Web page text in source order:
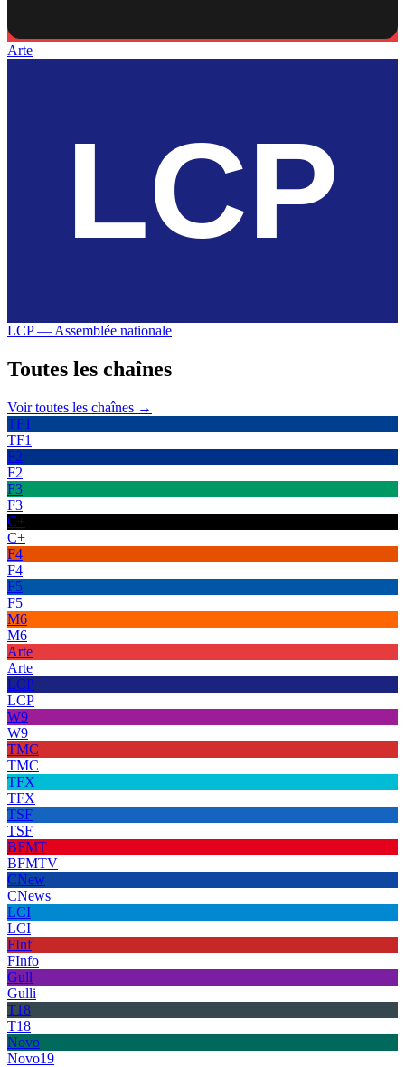
Arte
LCP — Assemblée nationale
Toutes les chaînes
Voir toutes les chaînes →
TF1
TF1
F2
F2
F3
F3
C+
C+
F4
F4
F5
F5
M6
M6
Arte
Arte
LCP
LCP
W9
W9
TMC
TMC
TFX
TFX
TSF
TSF
BFMT
BFMTV
CNew
CNews
LCI
LCI
FInf
FInfo
Gull
Gulli
T18
T18
Novo
Novo19